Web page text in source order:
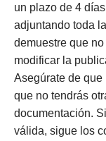
un plazo de 4
adjuntando toda
demuestre que
modificar la
Asegúrate de que
que no tendrás
documentación.
válida, sigue los